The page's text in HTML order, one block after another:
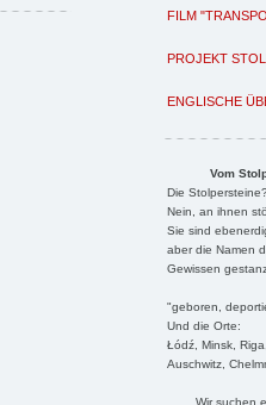
FILM
PROJEKT
ENGLISCHE
Vom
Die Stolpersteine?
Nein, an ihnen
Sie sind
aber die Namen
Gewissen
"geboren,
Und die Orte:
Łódź, Minsk,
Auschwitz,
Wir suchen